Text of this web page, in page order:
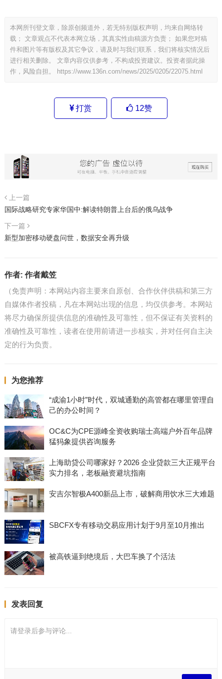
本网所刊登文章，除原创频道外，若无特别版权声明，均来自网络转
载； 文章观点不代表本网立场，其真实性由稿源方负责； 如果您对稿
件和图片等有版权及其它争议，请及时与我们联系，我们将核实情况后
进行相关删除。 文章内容仅供参考，不构成投资建议。投资者据此操
作，风险自担。 https://www.136n.com/news/2025/0205/22075.html
打赏 12赞
上一篇
国际战略研究专家华国中:解读特朗普上台后的俄乌战争
下一篇
新型加密移动硬盘问世，数据安全再升级
作者: 作者戴笠
（免责声明：本网站内容主要来自原创、合作伙伴供稿和第三方
自媒体作者投稿，凡在本网站出现的信息，均仅供参考。本网站
将尽力确保所提供信息的准确性及可靠性，但不保证有关资料的
准确性及可靠性，读者在使用前请进一步核实，并对任何自主决
定的行为负责。
为您推荐
“成渝1小时”时代，双城通勤的高管都在哪里管理自
己的办公时间？
OC&C为CPE源峰全资收购瑞士高端户外百年品牌
猛犸象提供咨询服务
上海助贷公司哪家好？2026 企业贷款三大正规平台
实力排名，老板融资避坑指南
安吉尔智极A400新品上市，破解商用饮水三大难题
SBCFX专有移动交易应用计划于9月至10月推出
被高铁逼到绝境后，大巴车换了个活法
发表回复
请登录后参与评论...